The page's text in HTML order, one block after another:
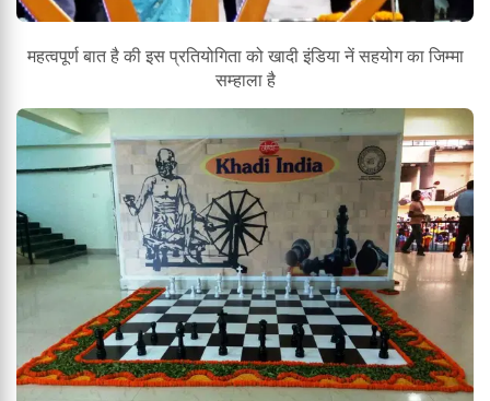
महत्वपूर्ण बात है की इस प्रतियोगिता को खादी इंडिया नें सहयोग का जिम्मा
सम्हाला है